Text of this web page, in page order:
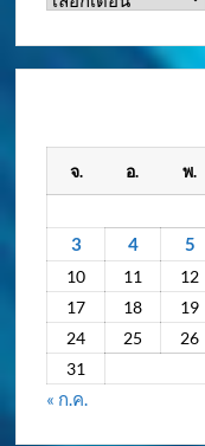
กิจกรรม
ย้อนจ. อ. พ.
3
4 5
10
11 12
17
18 19
24
25 26
31
« ก.ค.